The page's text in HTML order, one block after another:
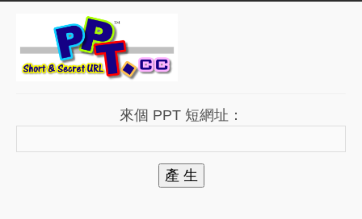
來個 PPT 短網址：
產 生